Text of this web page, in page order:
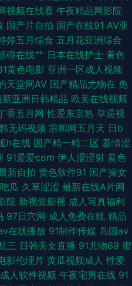
www国产www 久热瑟瑟 日韩v片 日
97丁香五月天 91黑丝无码 欧美专区
天社区 伊人黄久久 成人a无码 91老
影视 在线观看网站男女事 免费三级
2026肏逼网 亚洲熟妇无码另类久久
另类视频一区 大香蕉丝袜在线视频
福利区 91伊人在线视频 青青视精品
源总站超碰 久久草五月天 伦理片第
妇A视频 草草福利影院 国产免费二
aV无码免费 综合另类视频图 午夜社
视频在线看 午夜精品网影院
国产片自拍 国产在线91 AV亚
婷五月综合 五月花亚洲综合
碰在线艹 日本在线护士 黄色
黄色电影 亚洲一区成人视频
天堂网AV 国产精品尤物在 免
新亚洲日韩精品 欧美在线视频
香五月网 性爱东京热 草逼视
无码视频 宗和网五月天 日b
h在线 国产精一精二区 基情涩
91爱爱com 伊人涩涩射 黄色
新自拍 黄色软件91 国产操女
瓜 久草涩涩 最新在线A片网
院 新视觉影视 成人写真福利
97日穴网 成人免费在线 精品
在线播放 91制作传媒 岛国av
三 日韩美女直播 91尤物69 蜜
影伦理片 黄瓜视频成人 性爱
成人软件视频 午夜宅男在线 91